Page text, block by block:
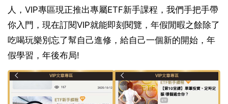
人，VIP專區現正推出專屬ETF新手課程，我們手把手帶
你入門，現在訂閱VIP就能即刻閱覽，年假閒暇之餘除了
吃喝玩樂別忘了幫自己進修，給自己一個新的開始，年
假學習，年後布局!